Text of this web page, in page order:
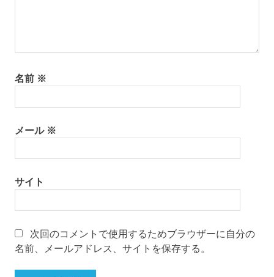
名前 ※
メール ※
サイト
次回のコメントで使用するためブラウザーに自分の
名前、メールアドレス、サイトを保存する。